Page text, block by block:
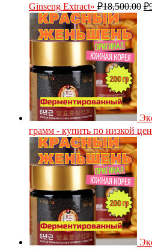
Ginseng Extract» ₽18,500.00 ₽
грамм - купить по низкой